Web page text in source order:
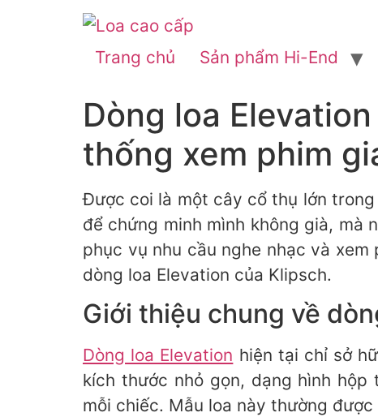
Trang chủ Sản phẩm Hi-End
Dòng loa
thống xem phim
Được coi là một cây cổ thụ lớn
để chứng minh mình không già, mà
phục vụ nhu cầu nghe nhạc và
dòng loa Elevation của Klipsch.
Giới thiệu chung về
Dòng loa Elevation hiện tại chỉ sở
kích thước nhỏ gọn, dạng hình hộp
mỗi chiếc. Mẫu loa này thường